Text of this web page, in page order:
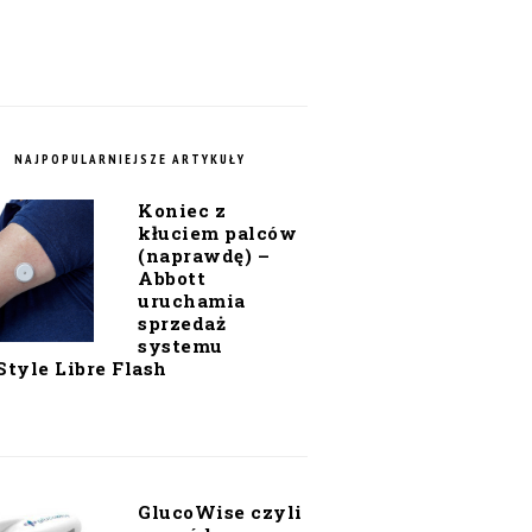
NAJPOPULARNIEJSZE ARTYKUŁY
Koniec z
kłuciem palców
(naprawdę) –
Abbott
uruchamia
sprzedaż
systemu
Libre Flash
GlucoWise czyli